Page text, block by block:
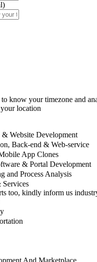
know your timezone and
location
Website Development
Back-end & Web-service
App Clones
& Portal Development
and Process Analysis
too, kindly inform us